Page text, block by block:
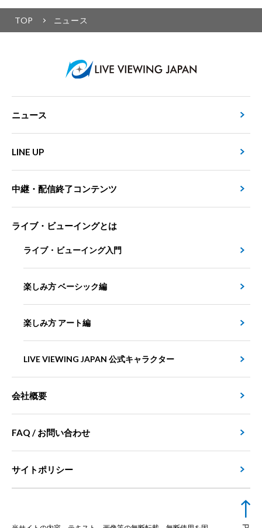
TOP ニュース
ニュース
LINE UP
中継・配信終了コンテンツ
ライブ・ビューイングとは
ライブ・ビューイング入門
楽しみ方 ベーシック編
楽しみ方 アート編
LIVE VIEWING JAPAN 公式キャラクター
会社概要
FAQ / お問い合わせ
サイトポリシー